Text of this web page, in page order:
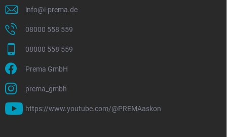
info@i-prema.de
08000 558 559
08000 558 559
Prema GmbH
prema_gmbh
https://www.youtube.com/@PREMAaskon